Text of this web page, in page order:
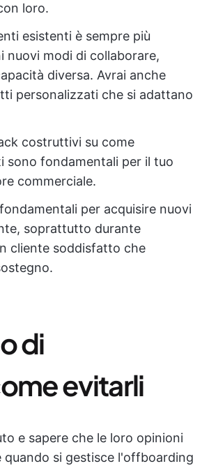
loro.
esistenti è sempre più
nuovi modi di collaborare,
diversa. Avrai anche
personalizzati che si adattano
costruttivi su come
sono fondamentali per il tuo
commerciale.
per acquisire nuovi
soprattutto durante
cliente soddisfatto che
di
evitarli
e sapere che le loro opinioni
si gestisce l'offboarding